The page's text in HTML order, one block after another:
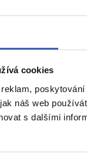
cookies
náš web
s dalšími